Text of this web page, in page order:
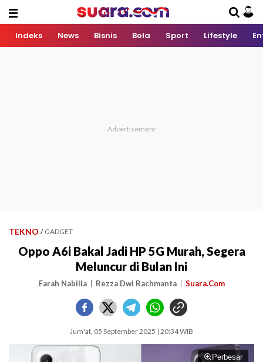
Indeks News Bisnis Bola Sport Lifestyle
TEKNO / GADGET
Oppo A6i Bakal Jadi HP 5G Murah, Segera
Meluncur di Bulan Ini
Farah Nabilla Rezza Dwi Rachmanta Suara.Com
Jum'at, 05 September 2025 | 20:34 WIB
Perbesar